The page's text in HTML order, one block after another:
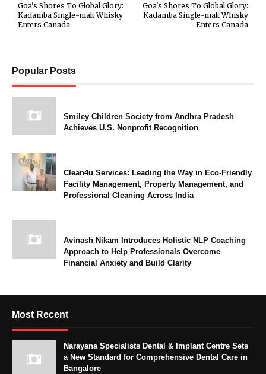
Goa's Shores To Global Glory:
Kadamba Single-malt Whisky
Enters Canada
Goa's Shores To Global Glory:
Kadamba Single-malt Whisky
Enters Canada
Popular Posts
Smiley Children Society from Andhra Pradesh
Achieves U.S. Nonprofit Recognition
Clean4u Services: Leading the Way in Eco-Friendly
Facility Management, Property Management, and
Professional Cleaning Across India
Avinash Nikam Introduces Holistic NLP Coaching
Approach to Help Professionals Overcome
Financial Anxiety and Build Clarity
Most Recent
Narayana Specialists Dental & Implant Centre Sets
a New Standard for Comprehensive Dental Care in
Bangalore